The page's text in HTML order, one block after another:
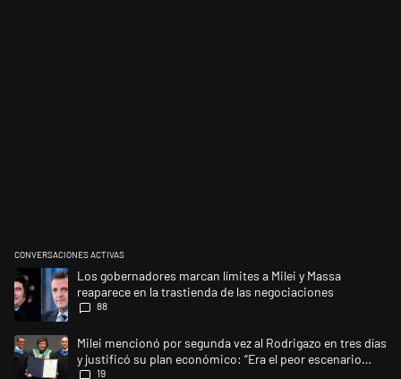
CONVERSACIONES ACTIVAS
Este listado muestra los artículos con más comentarios en los últimos
Un artículo de tendencia con el título "Los gobernadores marcan
Los gobernadores marcan límites a Milei y Massa
reaparece en la trastienda de las negociaciones
88
Un artículo de tendencia con el título "Milei mencionó por segunda
Milei mencionó por segunda vez al Rodrigazo en tres días
y justificó su plan económico: “Era el peor escenario
posible”
19